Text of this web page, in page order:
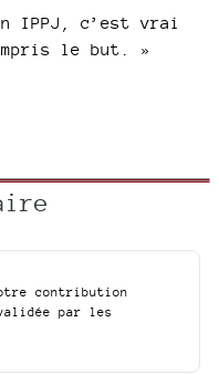
IPPJ, c’est vrai
le but. »
contribution
par les